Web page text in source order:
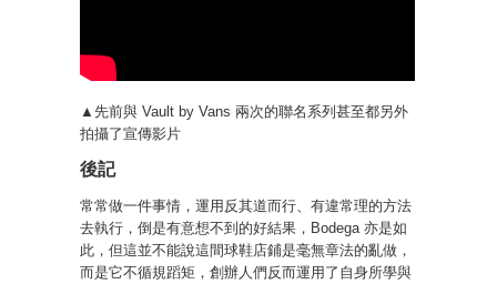
▲先前與 Vault by Vans 兩次的聯名系列甚至都另外
拍攝了宣傳影片
後記
常常做一件事情，運用反其道而行、有違常理的方法
去執行， 倒是有意想不到的好結果，Bodega 亦是如
此，但這並不能說這間球鞋店鋪是毫無章法的亂做，
而是它不循規蹈矩，創辦人們反而運用了自身所學與